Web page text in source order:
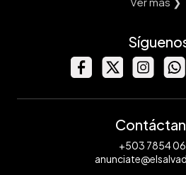
+503 7854